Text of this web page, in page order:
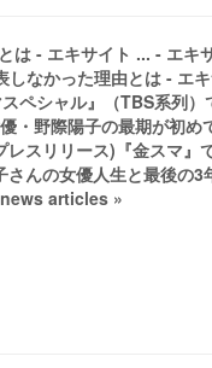
- エキサイト ... - エキ
なかった理由とは - エ
ペシャル』（TBS系列
・野際陽子の最期が初
レスリリース)『金スマ
んの女優人生と最後の3
articles »